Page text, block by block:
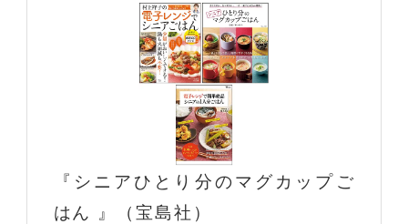
『シニアひとり分のマグカップご
はん 』（宝島社）